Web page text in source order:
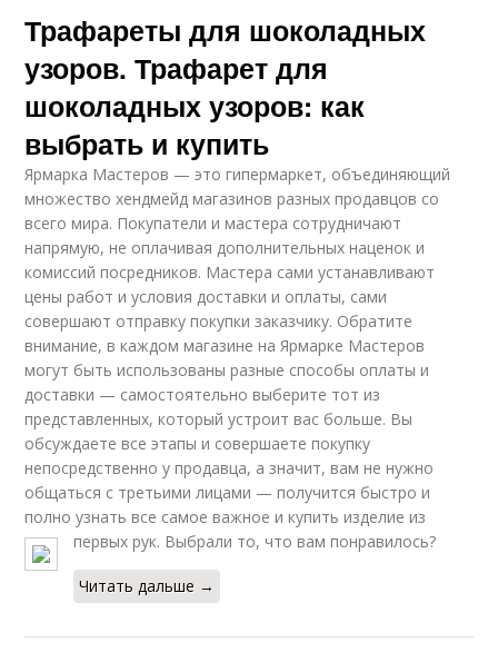
Трафареты для шоколадных
узоров. Трафарет для
шоколадных узоров: как
выбрать и купить
Ярмарка Мастеров — это гипермаркет, объединяющий
множество хендмейд магазинов разных продавцов со
всего мира. Покупатели и мастера сотрудничают
напрямую, не оплачивая дополнительных наценок и
комиссий посредников. Мастера сами устанавливают
цены работ и условия доставки и оплаты, сами
совершают отправку покупки заказчику. Обратите
внимание, в каждом магазине на Ярмарке Мастеров
могут быть использованы разные способы оплаты и
доставки — самостоятельно выберите тот из
представленных, который устроит вас больше. Вы
обсуждаете все этапы и совершаете покупку
непосредственно у продавца, а значит, вам не нужно
общаться с третьими лицами — получится быстро и
полно узнать все самое важное и купить изделие из
первых рук. Выбрали то, что вам понравилось?
Читать дальше →